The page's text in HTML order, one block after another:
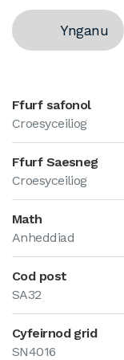
Ynganu
Ffurf safonol
Croesyceiliog
Ffurf Saesneg
Croesyceiliog
Math
Anheddiad
Cod post
SA32
Cyfeirnod grid
SN4016